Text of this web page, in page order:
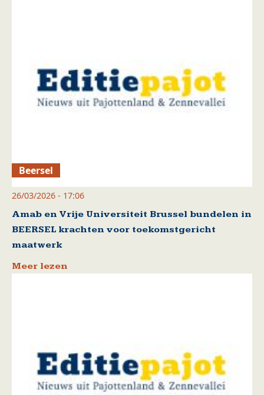
Beersel
26/03/2026 - 17:06
Amab en Vrije Universiteit Brussel bundelen in
BEERSEL krachten voor toekomstgericht
maatwerk
Meer lezen